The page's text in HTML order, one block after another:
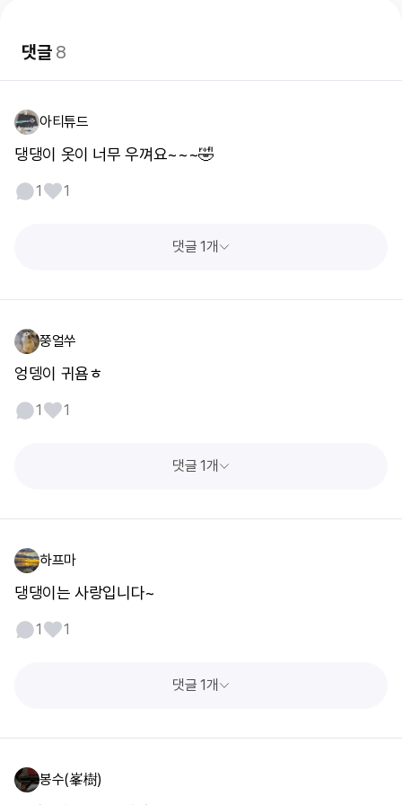
댓글8
아티튜드
댕댕이 옷이 너무 우껴요~~~🤣
1 1
댓글 1개
쭝얼쑤
엉뎅이 귀욤ㅎ
1 1
댓글 1개
하프마
댕댕이는 사랑입니다~
1 1
댓글 1개
봉수(峯樹)